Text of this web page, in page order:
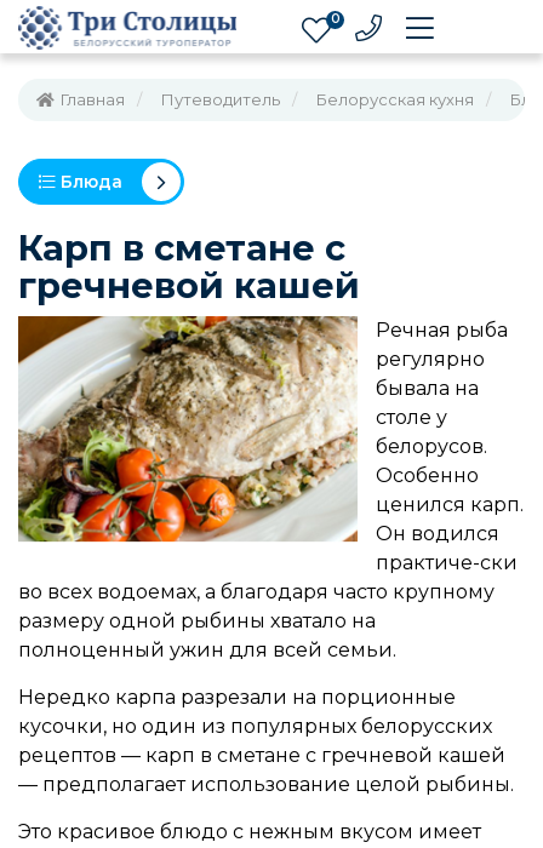
0
Главная Путеводитель Белорусская кухня
Блюда
Карп в сметане с
гречневой кашей
Речная рыба
регулярно
бывала на
столе у
белорусов.
Особенно
ценился карп.
Он водился
практиче-ски
во всех водоемах, а благодаря часто крупному
размеру одной рыбины хватало на
полноценный ужин для всей семьи.
Нередко карпа разрезали на порционные
кусочки, но один из популярных белорусских
рецептов — карп в сметане с гречневой кашей
— предполагает использование целой рыбины.
Это красивое блюдо с нежным вкусом имеет